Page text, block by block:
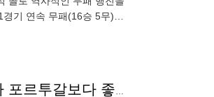
기 연속 무패(16승 5무)를
호날두 '사우디 돈'에 미쳤다…후배 유럽 커리어 절단났는데 "사우디가 포르투갈보다 좋은 리그"